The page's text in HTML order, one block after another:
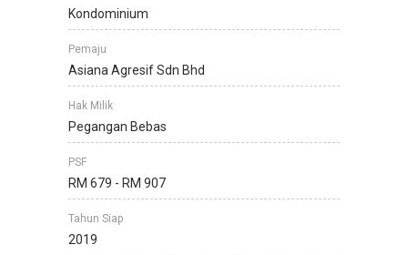
Kondominium
Pemaju
Asiana Agresif Sdn Bhd
Hak Milik
Pegangan Bebas
PSF
RM 679 - RM 907
Tahun Siap
2019